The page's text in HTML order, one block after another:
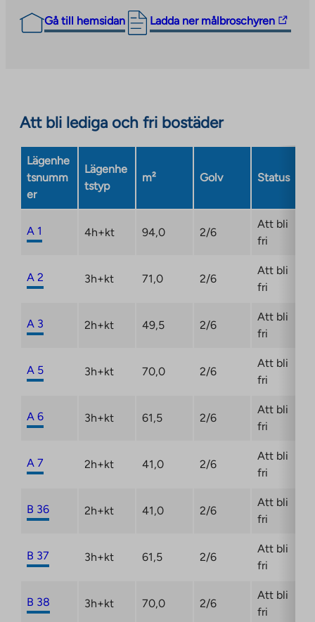
Gå till hemsidan Ladda ner målbroschyren
The
external
opens
a
tab
Att bli lediga och fri bostäder
Lägenhe
tsnumm
er
Lägenhe
tstyp
m² Golv Status
A 1 4h+kt 94,0 2/6
Att bli
fri
A 2 3h+kt 71,0 2/6
Att bli
fri
A 3 2h+kt 49,5 2/6
Att bli
fri
A 5 3h+kt 70,0 2/6
Att bli
fri
A 6 3h+kt 61,5 2/6
Att bli
fri
A 7 2h+kt 41,0 2/6
Att bli
fri
B 36 2h+kt 41,0 2/6
Att bli
fri
B 37 3h+kt 61,5 2/6
Att bli
fri
B 38 3h+kt 70,0 2/6
Att bli
fri